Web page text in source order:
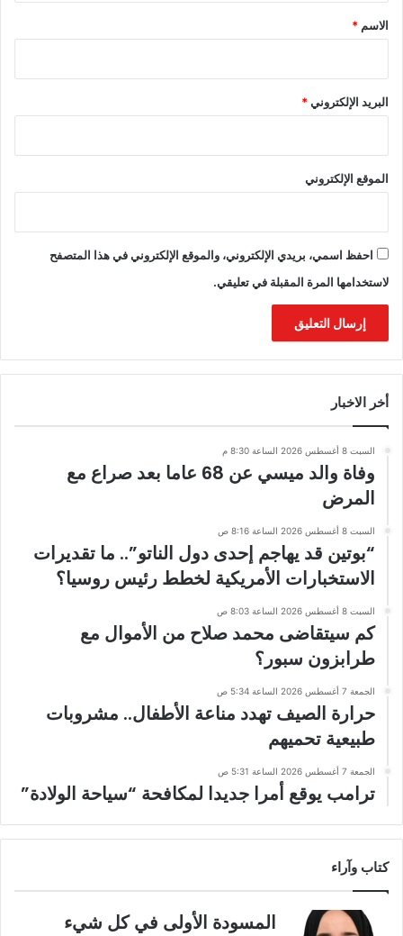
*
الاسم *
البريد الإلكتروني*
الموقع الإلكتروني
احفظ اسمي، بريدي الإلكتروني، والموقع الإلكتروني في هذا المتصفح
لاستخدامها المرة المقبلة في تعليقي.
أخر الاخبار
السبت 8 أغسطس 2026 الساعة 8:30 م
وفاة والد ميسي عن 68 عاما بعد صراع مع
المرض
السبت 8 أغسطس 2026 الساعة 8:16 ص
“بوتين قد يهاجم إحدى دول الناتو”.. ما تقديرات
الاستخبارات الأمريكية لخطط رئيس روسيا؟
السبت 8 أغسطس 2026 الساعة 8:03 ص
كم سيتقاضى محمد صلاح من الأموال مع
طرابزون سبور؟
الجمعة 7 أغسطس 2026 الساعة 5:34 ص
حرارة الصيف تهدد مناعة الأطفال.. مشروبات
طبيعية تحميهم
الجمعة 7 أغسطس 2026 الساعة 5:31 ص
ترامب يوقع أمرا جديدا لمكافحة “سياحة الولادة”
كتاب وآراء
المسودة الأولى في كل شيء